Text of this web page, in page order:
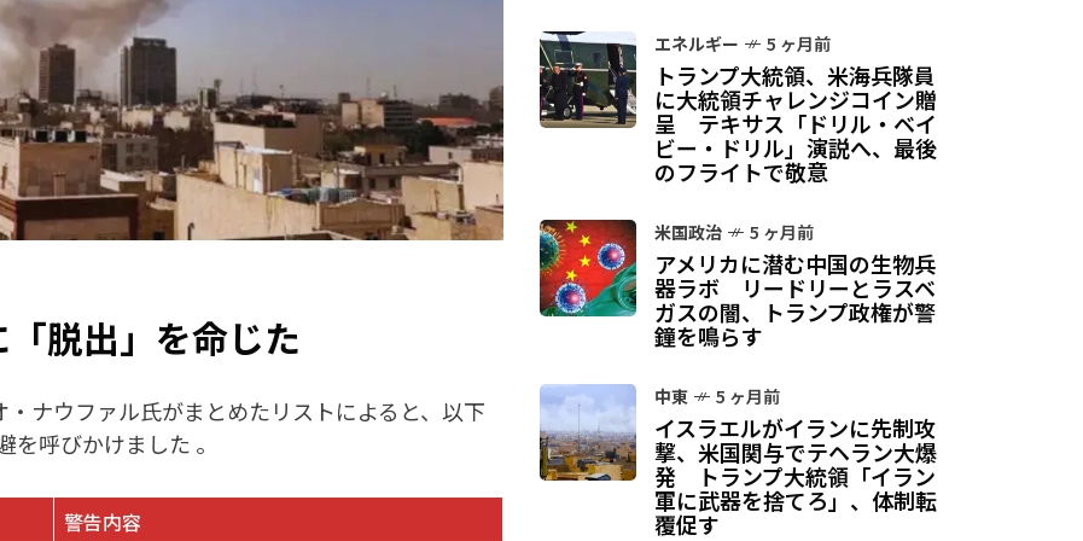
脱出」を命じた
ナウファル氏がまとめたリストによると、以下
呼びかけました 。
警告内容
エネルギー 5 ヶ月前
トランプ大統領、米海兵隊員
に大統領チャレンジコイン贈
呈 テキサス「ドリル・ベイ
ビー・ドリル」演説へ、最後
のフライトで敬意
米国政治 5 ヶ月前
アメリカに潜む中国の生物兵
器ラボ リードリーとラスベ
ガスの闇、トランプ政権が警
鐘を鳴らす
中東 5 ヶ月前
イスラエルがイランに先制攻
撃、米国関与でテヘラン大爆
発 トランプ大統領「イラン
軍に武器を捨てろ」、体制転
覆促す